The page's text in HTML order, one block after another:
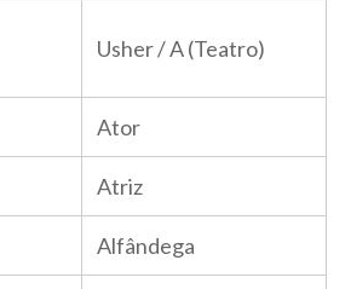
Usher / A (Teatro)
Ator
Atriz
Alfândega